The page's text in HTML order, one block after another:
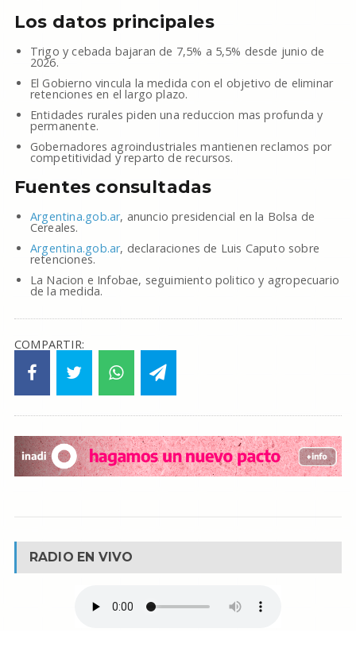
Los datos principales
Trigo y cebada bajaran de 7,5% a 5,5% desde junio de
2026.
El Gobierno vincula la medida con el objetivo de eliminar
retenciones en el largo plazo.
Entidades rurales piden una reduccion mas profunda y
permanente.
Gobernadores agroindustriales mantienen reclamos por
competitividad y reparto de recursos.
Fuentes consultadas
Argentina.gob.ar, anuncio presidencial en la Bolsa de
Cereales.
Argentina.gob.ar, declaraciones de Luis Caputo sobre
retenciones.
La Nacion e Infobae, seguimiento politico y agropecuario
de la medida.
COMPARTIR:
RADIO EN VIVO